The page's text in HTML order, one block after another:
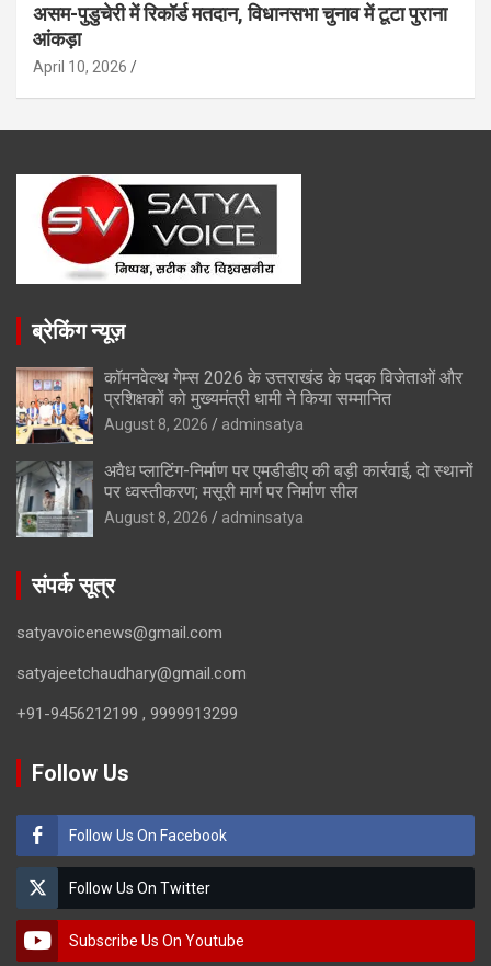
असम-पुडुचेरी में रिकॉर्ड मतदान, विधानसभा चुनाव में टूटा पुराना
आंकड़ा
April 10, 2026
ब्रेकिंग न्यूज़
कॉमनवेल्थ गेम्स 2026 के उत्तराखंड के पदक विजेताओं और
प्रशिक्षकों को मुख्यमंत्री धामी ने किया सम्मानित
August 8, 2026 adminsatya
अवैध प्लाटिंग-निर्माण पर एमडीडीए की बड़ी कार्रवाई, दो स्थानों
पर ध्वस्तीकरण; मसूरी मार्ग पर निर्माण सील
August 8, 2026 adminsatya
संपर्क सूत्र
satyavoicenews@gmail.com
satyajeetchaudhary@gmail.com
+91-9456212199 , 9999913299
Follow Us
Follow Us On Facebook
Follow Us On Twitter
Subscribe Us On Youtube